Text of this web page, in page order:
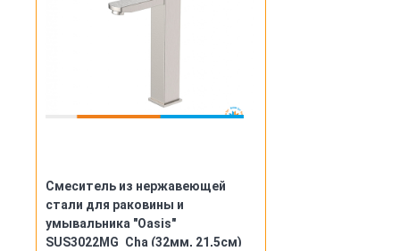
Смеситель из нержавеющей
стали для раковины и
умывальника "Oasis"
SUS3022MG_Cha (32мм, 21,5см)